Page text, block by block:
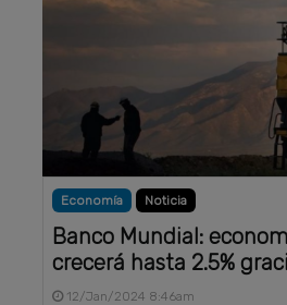
Economía Noticia
Banco Mundial:
crecerá hasta 2.5%
12/Jan/2024 8:46am